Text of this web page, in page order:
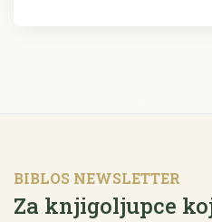
BIBLOS NEWSLETTER
Za knjigoljupce